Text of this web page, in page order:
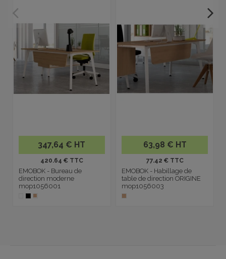
347,64 € HT
420.64 € TTC
EMOBOK - Bureau de
direction moderne
mop1056001
63,98 € HT
77.42 € TTC
EMOBOK - Habillage de
table de direction ORIGINE
mop1056003